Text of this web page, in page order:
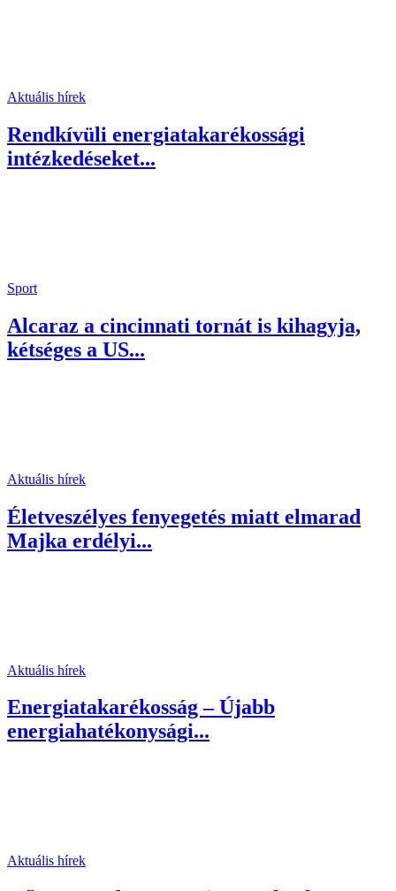
Aktuális hírek
Rendkívüli energiatakarékossági
intézkedéseket...
Sport
Alcaraz a cincinnati tornát is kihagyja,
kétséges a US...
Aktuális hírek
Életveszélyes fenyegetés miatt elmarad
Majka erdélyi...
Aktuális hírek
Energiatakarékosság – Újabb
energiahatékonysági...
Aktuális hírek